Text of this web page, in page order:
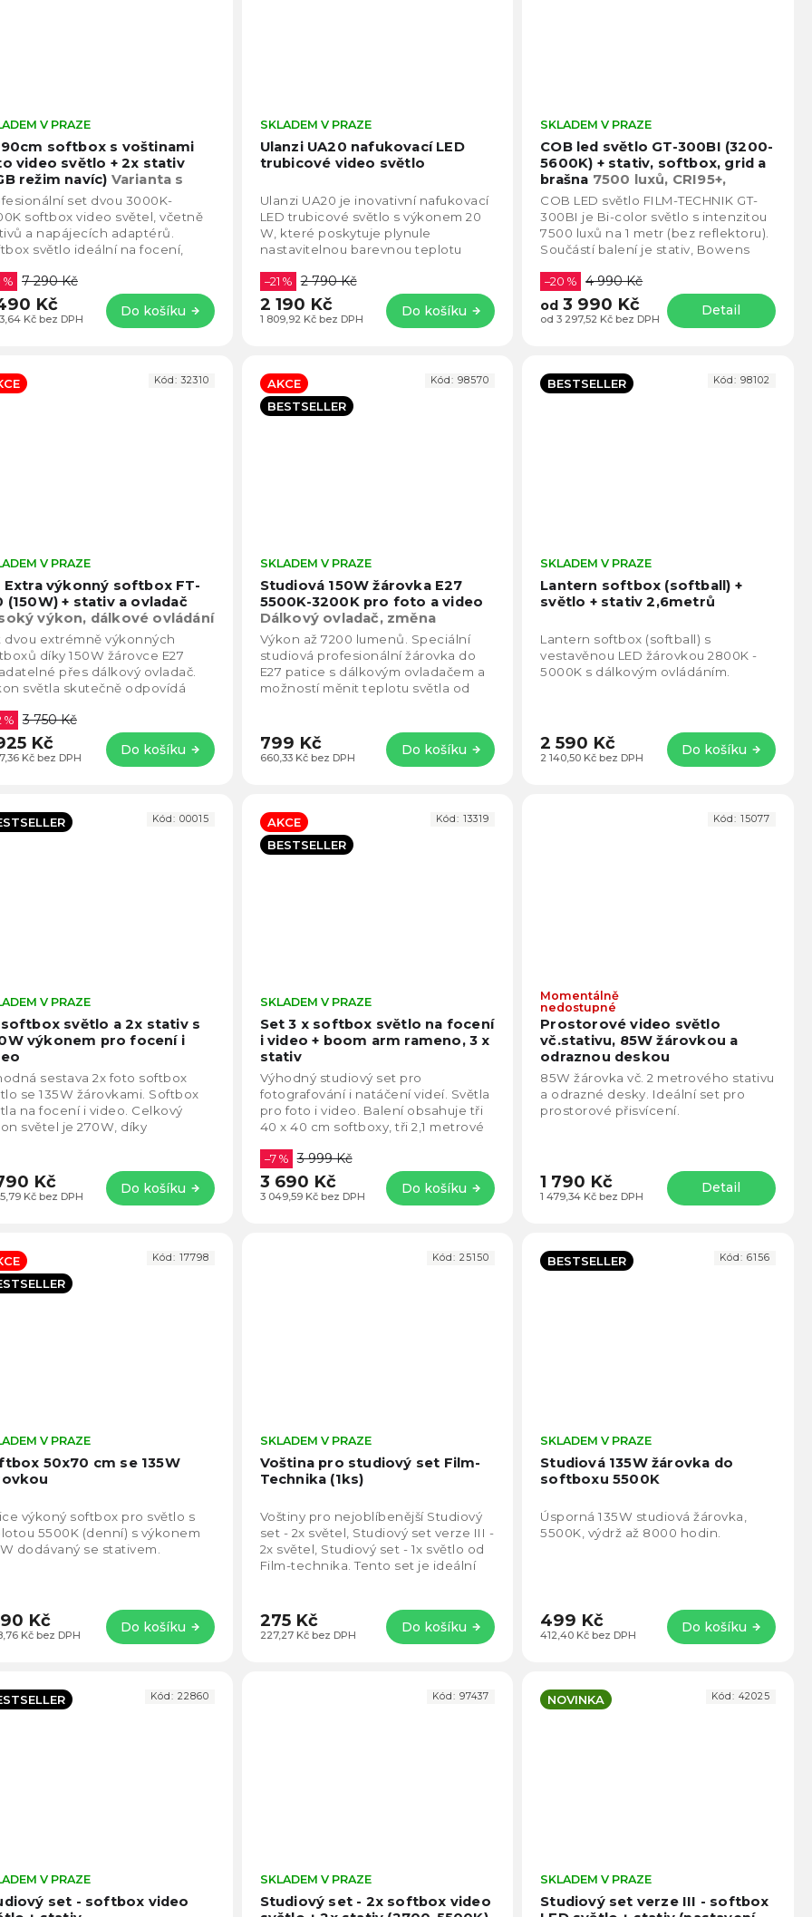
softbox s voštinami
video světlo + 2x stativ
režim navíc) Varianta s
(GRID)
Průměrné
hodnocení
produktu
hvězdiček.
V PRAZE
Kč bez DPH
% 7 290 Kč
Kč Do košíku
set dvou 3000K-
softbox video světel, včetně
a napájecích adaptérů.
světlo ideální na focení,
je možné...
Ulanzi UA20 nafukovací LED
trubicové video světlo
Průměrné
hodnocení
produktu
hvězdiček.
SKLADEM V PRAZE
1 809,92 Kč bez DPH
–21 % 2 790 Kč
2 190 Kč Do košíku
Ulanzi UA20 je inovativní nafukovací
LED trubicové světlo s výkonem 20
W, které poskytuje plynule
nastavitelnou barevnou teplotu
(CRI 95+). Díky...
COB led světlo GT-300BI (3200-
5600K) + stativ, softbox, grid a
brašna 7500 luxů, CRI95+,
Bowens Softbox, stativy
SKLADEM V PRAZE
od 3 297,52 Kč bez DPH
–20 %
4 990 Kč
od 3 990 Kč Detail
COB LED světlo FILM-TECHNIK GT-
300BI je Bi-color světlo s intenzitou
7500 luxů na 1 metr (bez reflektoru).
Součástí balení je stativ, Bowens
Extra výkonný softbox FT-
(150W) + stativ a ovladač
výkon, dálkové ovládání
Průměrné
hodnocení
produktu
je
hvězdiček.
V PRAZE
Kč bez DPH
% 3 750 Kč
Kč Do košíku
dvou extrémně výkonných
díky 150W žárovce E27
přes dálkový ovladač.
světla skutečně odpovídá
síly...
Kód:32310
AKCE
BESTSELLER
Studiová 150W žárovka E27
5500K-3200K pro foto a video
Dálkový ovladač, změna
teploty, intenzity
Průměrné
hodnocení
produktu
SKLADEM V PRAZE
660,33 Kč bez DPH
799 Kč Do košíku
Výkon až 7200 lumenů. Speciální
studiová profesionální žárovka do
E27 patice s dálkovým ovladačem a
možností měnit teplotu světla od
Kód:98570 BESTSELLER
Lantern softbox (softball) +
světlo + stativ 2,6metrů
SKLADEM V PRAZE
2 140,50 Kč bez DPH
2 590 Kč Do košíku
Lantern softbox (softball) s
vestavěnou LED žárovkou 2800K -
5000K s dálkovým ovládáním.
Kód: 98102
světlo a 2x stativ s
výkonem pro focení i
Průměrné
hodnocení
produktu
hvězdiček.
V PRAZE
Kč bez DPH
Kč Do košíku
sestava 2x foto softbox
se 135W žárovkami. Softbox
na focení i video. Celkový
světel je 270W, díky
Kód: 00015
AKCE
BESTSELLER
Set 3 x softbox světlo na focení
i video + boom arm rameno, 3 x
stativ
Průměrné
hodnocení
produktu
SKLADEM V PRAZE
3 049,59 Kč bez DPH
–7 % 3 999 Kč
3 690 Kč Do košíku
Výhodný studiový set pro
fotografování i natáčení videí. Světla
pro foto i video. Balení obsahuje tři
40 x 40 cm softboxy, tři 2,1 metrové
Kód:13319
Prostorové video světlo
vč.stativu, 85W žárovkou a
odraznou deskou
Momentálně
nedostupné
1 479,34 Kč bez DPH
1 790 Kč Detail
85W žárovka vč. 2 metrového stativu
a odrazné desky. Ideální set pro
prostorové přisvícení.
Kód: 15077
50x70 cm se 135W
Průměrné
hodnocení
produktu
hvězdiček.
V PRAZE
Kč bez DPH
Kč Do košíku
výkoný softbox pro světlo s
5500K (denní) s výkonem
dodávaný se stativem.
Kód: 17798
Voština pro studiový set Film-
Technika (1ks)
Průměrné
hodnocení
produktu
SKLADEM V PRAZE
227,27 Kč bez DPH
275 Kč Do košíku
Voštiny pro nejoblíbenější Studiový
set - 2x světel, Studiový set verze III -
2x světel, Studiový set - 1x světlo od
Film-technika. Tento set je ideální
Kód:25150 BESTSELLER
Studiová 135W žárovka do
softboxu 5500K
SKLADEM V PRAZE
412,40 Kč bez DPH
499 Kč Do košíku
Úsporná 135W studiová žárovka,
5500K, výdrž až 8000 hodin.
Kód: 6156
set - softbox video
Průměrné
hodnocení
V PRAZE
Kód: 22860
Studiový set - 2x softbox video
Průměrné
hodnocení
SKLADEM V PRAZE
Kód:97437 NOVINKA
Studiový set verze III - softbox
SKLADEM V PRAZE
Kód: 42025